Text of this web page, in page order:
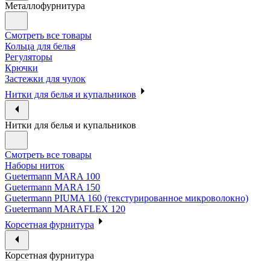
Металлофурнитура
Смотреть все товары
Кольца для белья
Регуляторы
Крючки
Застежки для чулок
Нитки для белья и купальников
Нитки для белья и купальников
Смотреть все товары
Наборы ниток
Guetermann MARA 100
Guetermann MARA 150
Guetermann PIUMA 160 (текстурированное микроволокно)
Guetermann MARAFLEX 120
Корсетная фурнитура
Корсетная фурнитура